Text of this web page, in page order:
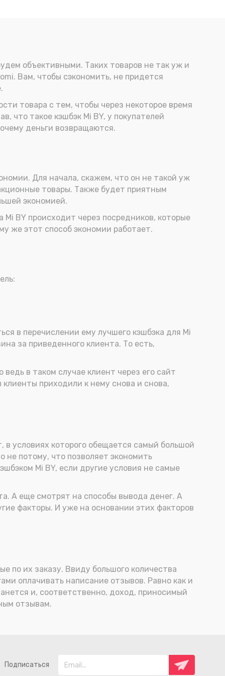
объективными. Таких товаров не так уж и
Вам, чтобы сэкономить, не придется
товара с тем, чтобы через некоторое время
что такое кэшбэк Mi BY, у покупателей
деньги возвращаются.
Для начала, скажем, что он не такой уж
товары. Также будет приятным
экономией.
BY происходит через посредников, которые
же этот способ экономии работает.
в перечислении ему лучшего кэшбэка для Mi
за приведенного клиента. То есть,
в таком случае клиент через его сайт
приходили к нему снова и снова,
условиях которого обещается самый большой
не потому, что позволяет экономить
Mi BY, если другие условия не самые
А еще смотрят на способы вывода денег. А
факторы. И уже на основании этих факторов
по их заказу. Ввиду большого количества
оплачивать написание отзывов. Равно как и
и, соответственно, доход, приносимый
отзывам.
Подписаться